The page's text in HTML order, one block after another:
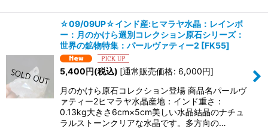
☆09/09UP☆インド産:ヒマラヤ水晶：レインボ
ー：月のかけら選別コレクション原石シリーズ：
世界の鉱物特集：パールヴァティー2 [FK55]
5,400円(税込) [通常販売価格: 6,000円]
月のかけら原石コレクション登場 商品名パールヴ
ァティー2ヒマラヤ水晶産地：インド重さ：
0.13kg大きさ6cm×5cm美しい水晶結晶のナチュ
ラルストーンクリアな水晶です。多方向の…